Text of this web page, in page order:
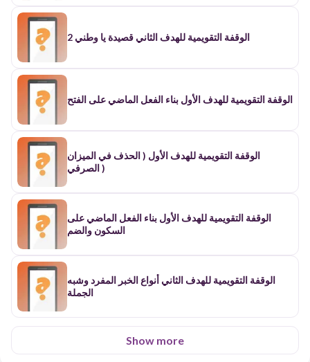
الوقفة التقويمية للهدف الثاني قصيدة يا وطني 2
الوقفة التقويمية للهدف الأول بناء الفعل الماضي على الفتح
الوقفة التقويمية للهدف الأول ( الحذف في الميزان
الصرفي )
الوقفة التقويمية للهدف الأول بناء الفعل الماضي على
السكون والضم
الوقفة التقويمية للهدف الثاني أنواع الخبر المفرد وشبه
الجملة
Show more